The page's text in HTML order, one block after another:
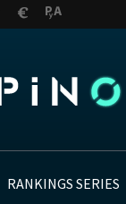
RANKINGS SERIES